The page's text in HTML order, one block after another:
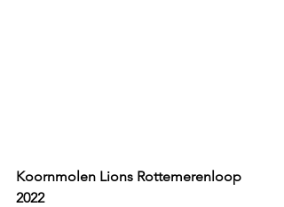
Koornmolen Lions Rottemerenloop
2022